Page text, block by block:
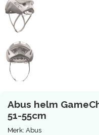
Abus helm
51-55cm
Merk: Abus